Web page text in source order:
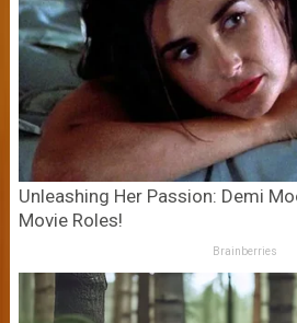
Unleashing Her Passion: Demi
Movie Roles!
Brainberries